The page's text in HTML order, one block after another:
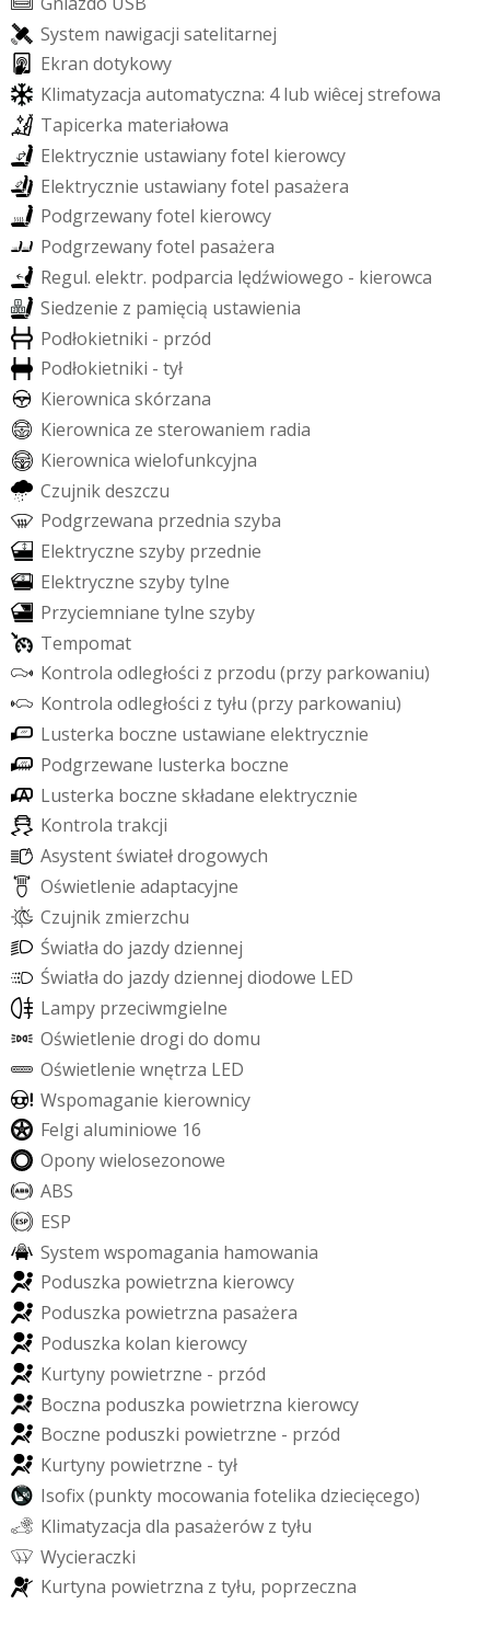
System nawigacji satelitarnej
Ekran dotykowy
Klimatyzacja automatyczna: 4 lub wiêcej strefowa
Tapicerka materiałowa
Elektrycznie ustawianyfotel kierowcy
Elektrycznie ustawianyfotel pasażera
Podgrzewanyfotel kierowcy
Podgrzewanyfotel pasażera
Regul. elektr. podparcia lędźwiowego - kierowca
Siedzenie z pamięcią ustawienia
Podłokietniki - przód
Podłokietniki - tył
Kierownica skórzana
Kierownica ze sterowaniem radia
Kierownica wielofunkcyjna
Czujnikdeszczu
Podgrzewana przednia szyba
Elektryczne szyby przednie
Elektryczne szybytylne
Przyciemniane tylne szyby
Tempomat
Kontrola odległości z przodu (przy parkowaniu)
Kontrola odległości z tyłu (przy parkowaniu)
Lusterka boczne ustawiane elektrycznie
Podgrzewane lusterka boczne
Lusterka boczne składane elektrycznie
Kontrola trakcji
Asystent światełdrogowych
Oświetlenie adaptacyjne
Czujnik zmierzchu
Światła do jazdydziennej
Światła do jazdydziennej diodowe LED
Lampy przeciwmgielne
Oświetlenie drogi do domu
Oświetlenie wnętrza LED
Wspomaganie kierownicy
Felgi aluminiowe 16
Oponywielosezonowe
ABS
ESP
System wspomagania hamowania
Poduszka powietrzna kierowcy
Poduszka powietrzna pasażera
Poduszka kolan kierowcy
Kurtyny powietrzne - przód
Boczna poduszka powietrzna kierowcy
Boczne poduszki powietrzne - przód
Kurtyny powietrzne - tył
Isofx(punkty mocowania fotelika dziecięcego)
Klimatyzacja dla pasażerów z tyłu
Wycieraczki
Kurtyna powietrzna z tyłu, poprzeczna